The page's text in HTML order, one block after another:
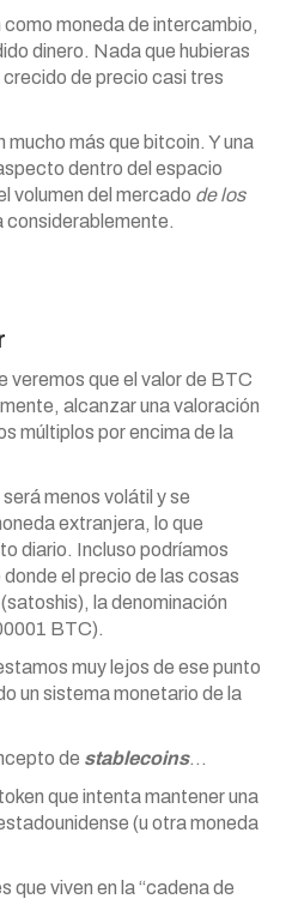
moneda de intercambio,
dinero. Nada que hubieras
de precio casi tres
más que bitcoin. Y una
dentro del espacio
volumen del mercado de los
considerablemente.
veremos que el valor de BTC
alcanzar una valoración
múltiplos por encima de la
menos volátil y se
extranjera, lo que
diario. Incluso podríamos
el precio de las cosas
la denominación
BTC).
muy lejos de ese punto
un sistema monetario de la
de stablecoins…
que intenta mantener una
(u otra moneda
que viven en la “cadena de